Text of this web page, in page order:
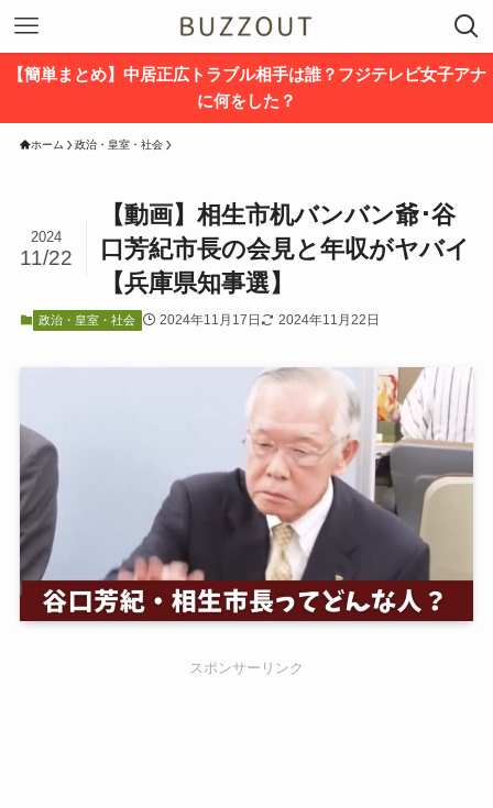
【簡単まとめ】中居正広トラブル相手は誰？フジテレビ女子アナ
に何をした？
ホーム 政治・皇室・社会
【動画】相生市机バンバン爺･谷
口芳紀市長の会見と年収がヤバイ
【兵庫県知事選】
2024
11/22
政治・皇室・社会 2024年11月17日 2024年11月22日
スポンサーリンク